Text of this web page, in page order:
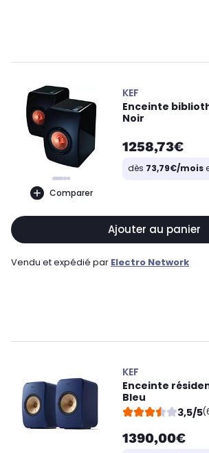
Comparer
KEF
Enceinte
Noir
1258,73€
dès 73,79€/mois
Ajouter au panier
Vendu et expédié par Electro Network
KEF
Enceinte
Bleu
3,5/5
1390,00€